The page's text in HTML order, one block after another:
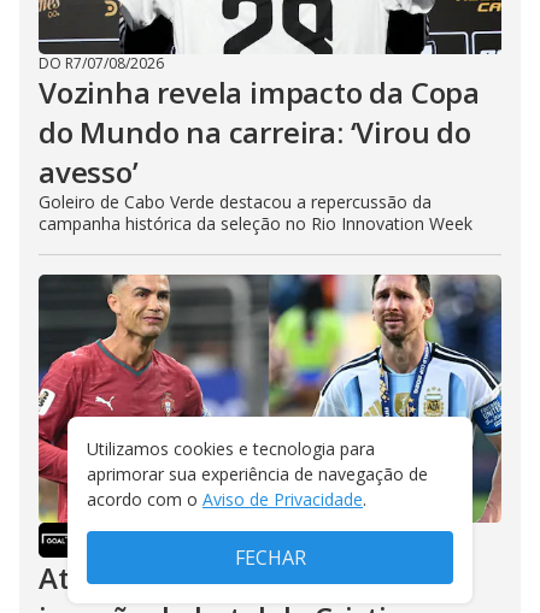
DO R7/07/08/2026
Vozinha revela impacto da Copa
do Mundo na carreira: ‘Virou do
avesso’
Goleiro de Cabo Verde destacou a repercussão da
campanha histórica da seleção no Rio Innovation Week
GOAL
Ataque suicida contra Messi e
Utilizamos cookies e tecnologia para
aprimorar sua experiência de navegação de
acordo com o Aviso de Privacidade.
FECHAR